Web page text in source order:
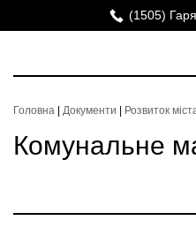
(1505)
Головна Документи Розвиток
Комунальне